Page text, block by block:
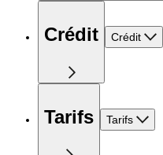
Crédit Crédit
Tarifs Tarifs